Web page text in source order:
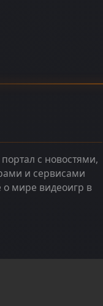
с новостями,
и сервисами
о мире видеоигр в